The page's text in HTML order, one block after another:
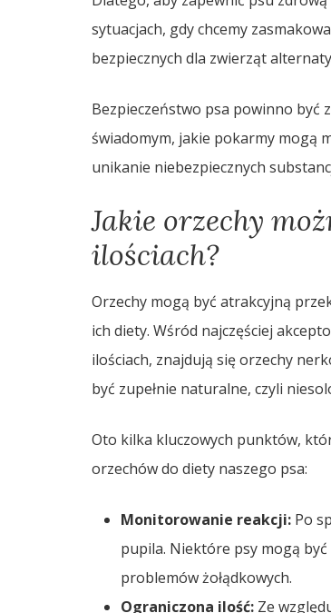
sytuacjach, gdy chcemy
bezpiecznych dla zwierząt
Bezpieczeństwo psa powinno być
świadomym, jakie pokarmy mogą
unikanie niebezpiecznych
Jakie orzechy
ilościach?
Orzechy mogą być atrakcyjną
ich diety. Wśród najczęściej
ilościach, znajdują się orzechy
być zupełnie naturalne, czyli
Oto kilka kluczowych punktów,
orzechów do diety naszego psa:
Monitorowanie reakcji:Po
pupila. Niektóre psy mogą
problemów żołądkowych.
Ograniczona ilość:Ze